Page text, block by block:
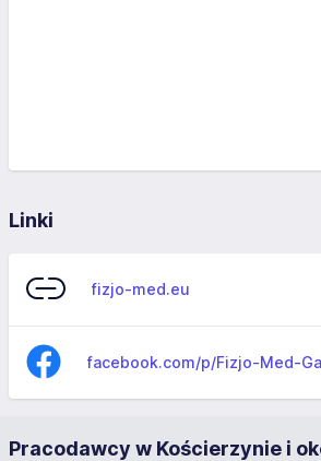
Linki
fizjo-med.eu
Pracodawcy w Kościerzynie i